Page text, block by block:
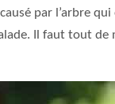
par l’arbre
Il faut tout de